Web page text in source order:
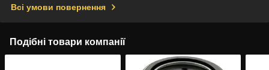
Всі умови повернення
Подібні товари компанії